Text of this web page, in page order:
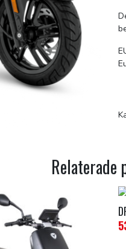
Relaterade